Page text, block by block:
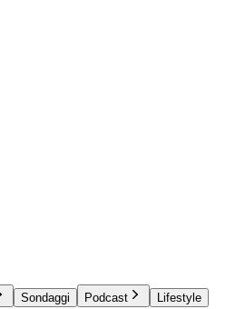
Sondaggi Podcast
Lifestyle